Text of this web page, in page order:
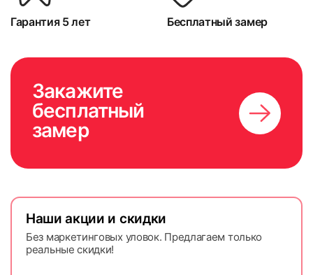
Наши акции и скидки
Без маркетинговых уловок. Предлагаем только
реальные скидки!
Гарантия 5 лет Бесплатный замер
Закажите
бесплатный
замер